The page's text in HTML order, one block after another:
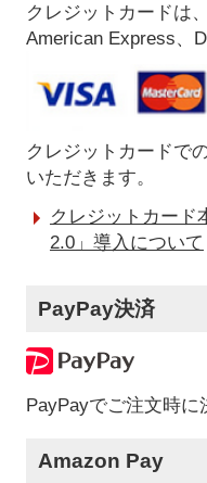
クレジットカードは
American Express、
クレジットカードで
いただきます。
クレジットカード
2.0」導入について
PayPay決済
PayPayでご注文時に
Amazon Pay